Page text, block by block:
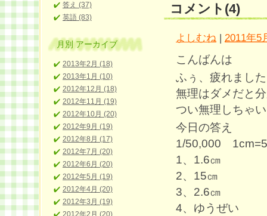
コメント(4)
よしむね | 2011年5
こんばんは
ふぅ、疲れまし
無理はダメだと
つい無理しちゃ
今日の答え
1/50,000
1、1.6㎝
2、15㎝
3、2.6㎝
4、ゆうぜい
答え (37)
英語 (83)
月別アーカイブ
2013年2月 (18)
2013年1月 (10)
2012年12月 (18)
2012年11月 (19)
2012年10月 (20)
2012年9月 (19)
2012年8月 (17)
2012年7月 (20)
2012年6月 (20)
2012年5月 (19)
2012年4月 (20)
2012年3月 (19)
2012年2月 (20)